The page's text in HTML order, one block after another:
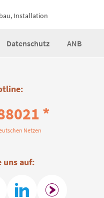
Installation
Datenschutz ANB
*
Netzen
uns auf: